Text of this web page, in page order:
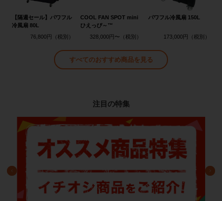
【隔週セール】パワフル
冷風扇 80L
76,800円
COOL FAN SPOT mini
ひえっぴ～™
328,000円〜
パワフル冷風扇 150L
173,000円
すべてのおすすめ商品を見る
注目の特集